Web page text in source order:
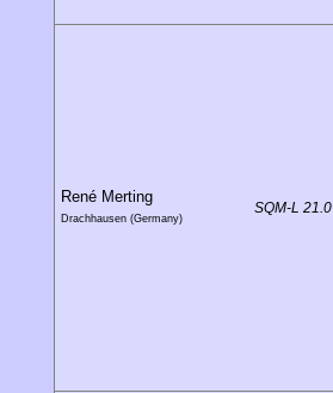
René Merting
Drachhausen (Germany)
SQM-L 21.0